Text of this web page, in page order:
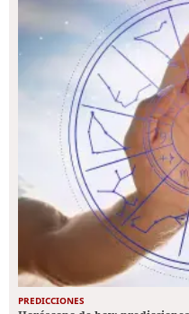
PREDICCIONES